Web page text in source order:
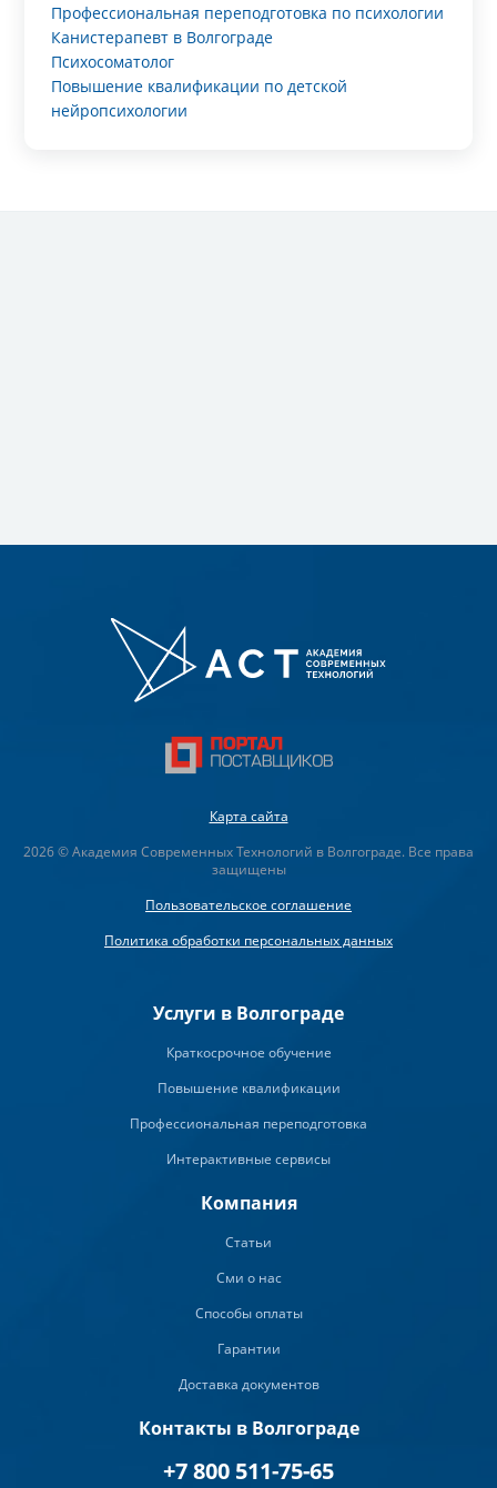
Профессиональная переподготовка по психологии
Канистерапевт в Волгограде
Психосоматолог
Повышение квалификации по детской
нейропсихологии
Карта сайта
2026 © Академия Современных Технологий в Волгограде. Все права
защищены
Пользовательское соглашение
Политика обработки персональных данных
Услуги в Волгограде
Краткосрочное обучение
Повышение квалификации
Профессиональная переподготовка
Интерактивные сервисы
Компания
Статьи
Сми о нас
Способы оплаты
Гарантии
Доставка документов
Контакты в Волгограде
+7 800 511-75-65